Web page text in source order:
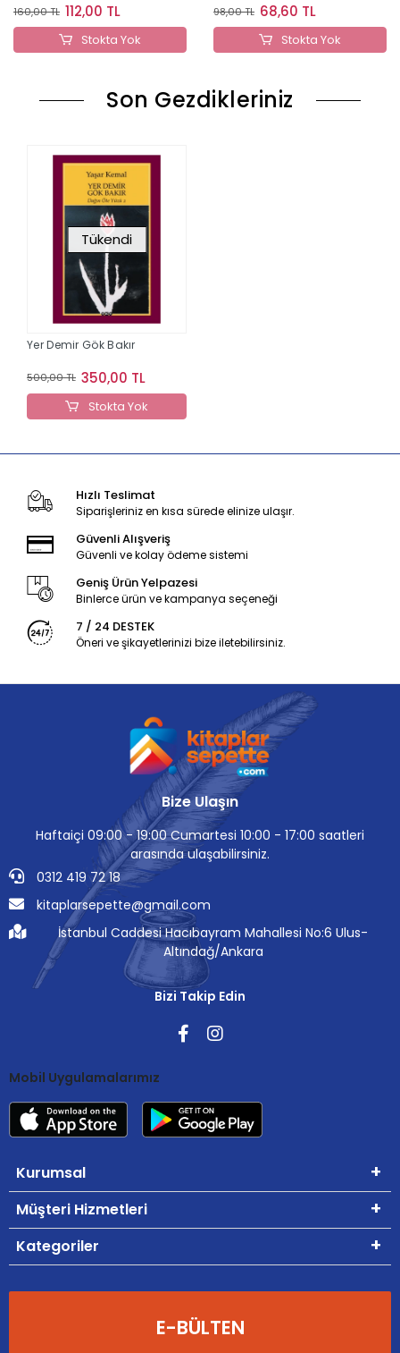
160,00 TL 112,00 TL
Stokta Yok
98,00 TL 68,60 TL
Stokta Yok
Son Gezdikleriniz
Tükendi
Yer Demir Gök Bakır
500,00 TL 350,00 TL
Stokta Yok
Hızlı Teslimat
Siparişleriniz en kısa sürede elinize ulaşır.
Güvenli Alışveriş
Güvenli ve kolay ödeme sistemi
Geniş Ürün Yelpazesi
Binlerce ürün ve kampanya seçeneği
7 / 24 DESTEK
Öneri ve şikayetlerinizi bize iletebilirsiniz.
Bize Ulaşın
Haftaiçi 09:00 - 19:00 Cumartesi 10:00 - 17:00 saatleri
arasında ulaşabilirsiniz.
0312 419 72 18
kitaplarsepette@gmail.com
İstanbul Caddesi Hacıbayram Mahallesi No:6 Ulus-
Altındağ/Ankara
Bizi Takip Edin
Mobil Uygulamalarımız
Kurumsal
Müşteri Hizmetleri
Kategoriler
E-BÜLTEN